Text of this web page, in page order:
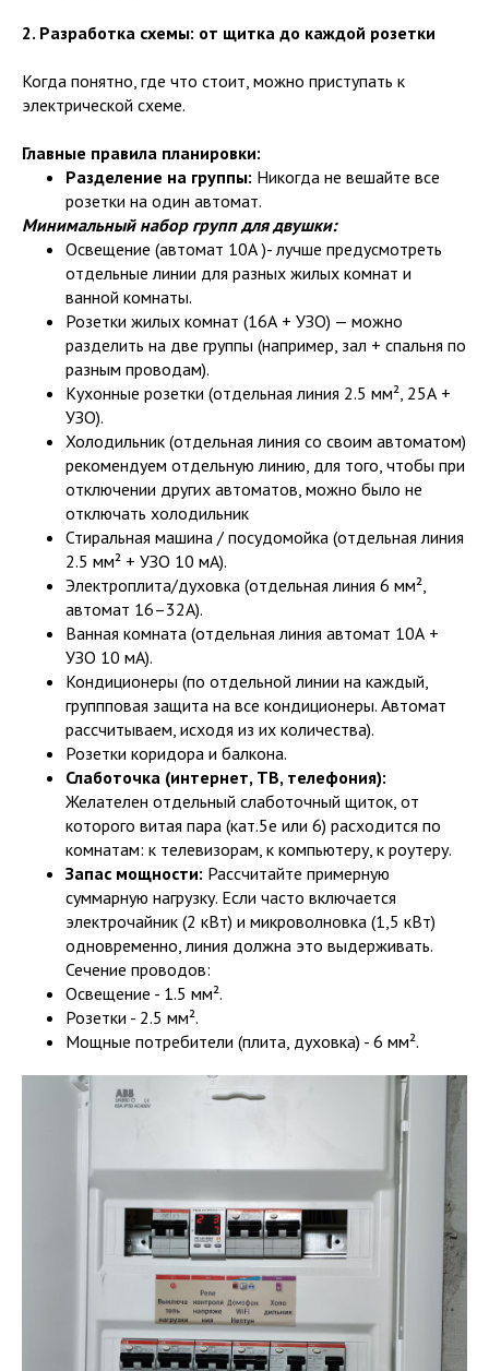
2. Разработка схемы: от щитка до каждой розетки
Когда понятно, где что стоит, можно приступать к
электрической схеме.
Главные правила планировки:
Разделение на группы: Никогда не вешайте все
розетки на один автомат.
Минимальный набор групп для двушки:
Освещение (автомат 10А )- лучше предусмотреть
отдельные линии для разных жилых комнат и
ванной комнаты.
Розетки жилых комнат (16А + УЗО) — можно
разделить на две группы (например, зал + спальня по
разным проводам).
Кухонные розетки (отдельная линия 2.5 мм², 25А +
УЗО).
Холодильник (отдельная линия со своим автоматом)
рекомендуем отдельную линию, для того, чтобы при
отключении других автоматов, можно было не
отключать холодильник
Стиральная машина / посудомойка (отдельная линия
2.5 мм² + УЗО 10 мА).
Электроплита/духовка (отдельная линия 6 мм²,
автомат 16–32А).
Ванная комната (отдельная линия автомат 10А +
УЗО 10 мА).
Кондиционеры (по отдельной линии на каждый,
группповая защита на все кондиционеры. Автомат
рассчитываем, исходя из их количества).
Розетки коридора и балкона.
Слаботочка (интернет, ТВ, телефония):
Желателен отдельный слаботочный щиток, от
которого витая пара (кат.5е или 6) расходится по
комнатам: к телевизорам, к компьютеру, к роутеру.
Запас мощности: Рассчитайте примерную
суммарную нагрузку. Если часто включается
электрочайник (2 кВт) и микроволновка (1,5 кВт)
одновременно, линия должна это выдерживать.
Сечение проводов:
Освещение - 1.5 мм².
Розетки - 2.5 мм².
Мощные потребители (плита, духовка) - 6 мм².